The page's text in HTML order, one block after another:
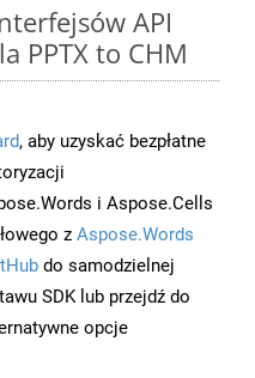
API
PPTX to CHM
, aby uzyskać bezpłatne
i Aspose.Cells
z Aspose.Words
do samodzielnej
SDK lub przejdź do
opcje